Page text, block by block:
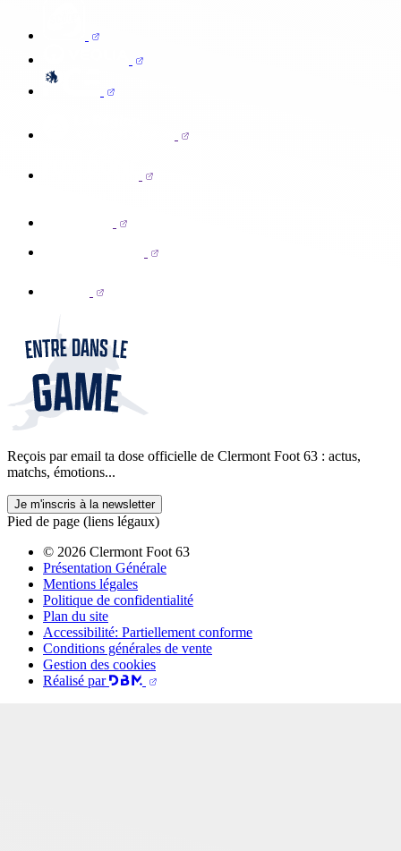
Reçois par email ta dose officielle de Clermont Foot 63 : actus,
matchs, émotions...
Je m'inscris à la newsletter
Pied de page (liens légaux)
© 2026 Clermont Foot 63
Présentation Générale
Mentions légales
Politique de confidentialité
Plan du site
Accessibilité: Partiellement conforme
Conditions générales de vente
Gestion des cookies
Réalisé par